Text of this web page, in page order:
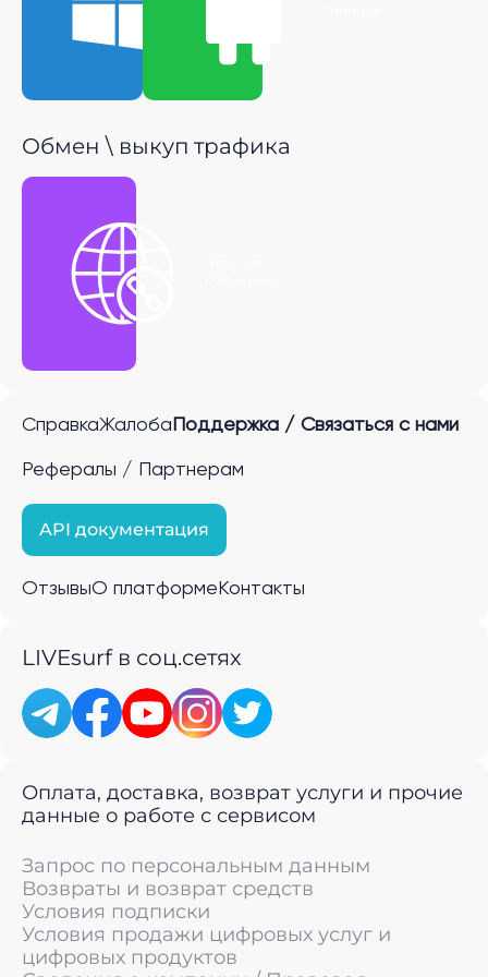
Обмен \ выкуп трафика
СправкаЖалоба Поддержка / Связаться с нами
Рефералы / Партнерам
API документация
ОтзывыО платформе Контакты
LIVEsurf в соц.сетях
Оплата, доставка, возврат услуги и прочие
данные о работе с сервисом
Запрос по персональным данным
Возвраты и возврат средств
Условия подписки
Условия продажи цифровых услуг и
цифровых продуктов